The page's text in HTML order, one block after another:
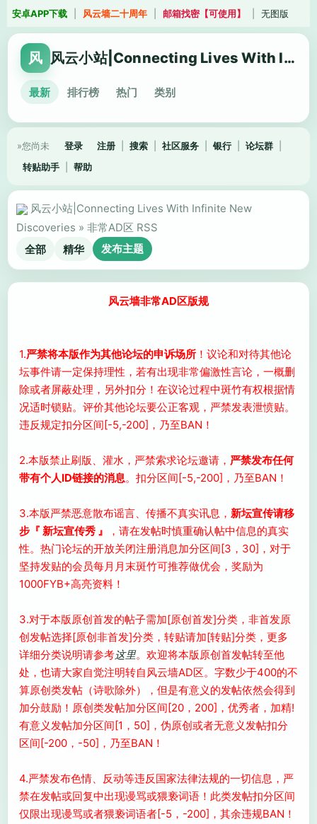
安卓APP下载 风云墙二十周年 邮箱找密【可使用】 无图版
风 风云小站|Connecting Lives With Infinite New Discoveries
最新 排行榜 热门 类别
»您尚未 登录 注册 搜索 社区服务 银行 论坛群
转贴助手
帮助
风云小站|Connecting Lives With Infinite New
Discoveries » 非常AD区 RSS
全部
精华 发布主题
风云墙非常AD区版规
1.严禁将本版作为其他论坛的申诉场所 ！议论和对待其他论
坛事件请一定保持理性，若有出现非常偏激性言论，一概删
除或者屏蔽处理，另外扣分！在议论过程中斑竹有权根据情
况适时锁贴。评价其他论坛要公正客观，严禁发表泄愤贴。
违反规定扣分区间[-5,-200]，乃至BAN！
2.本版禁止刷版、灌水，严禁索求论坛邀请， 严禁发布任何
带有个人ID链接的消息。扣分区间[-5,-200]，乃至BAN！
3.本版严禁恶意散布谣言、传播不真实讯息， 新坛宣传请移
步『 新坛宣传秀 』
，请在发帖时慎重确认帖中信息的真实
性。热门论坛的开放关闭注册消息加分区间[3，30]，对于
坚持发贴的会员每月月末斑竹可推荐做优会，奖励为
1000FYB+高亮资料！
3.对于本版原创首发的帖子需加[原创首发]分类，非首发原
创发帖选择[原创非首发]分类，转贴请加[转贴]分类，更多
详细分类说明请参考这里。欢迎将本版原创首发帖转至他
处，也请大家自觉注明转自风云墙AD区。字数少于400的不
算原创类发帖（诗歌除外），但是有意义的发帖依然会得到
加分鼓励！原创类发帖加分区间[20，200]，优秀者，加精!
有意义发帖加分区间[1，50]，伪原创或者无意义发帖扣分
区间[-200，-50]，乃至BAN！
4.严禁发布色情、反动等违反国家法律法规的一切信息，严
禁在发帖或回复中出现谩骂或猥亵词语！此类发帖扣分区间
仅限出现谩骂或者猥亵词语者[-5，-200]，其余违规BAN！